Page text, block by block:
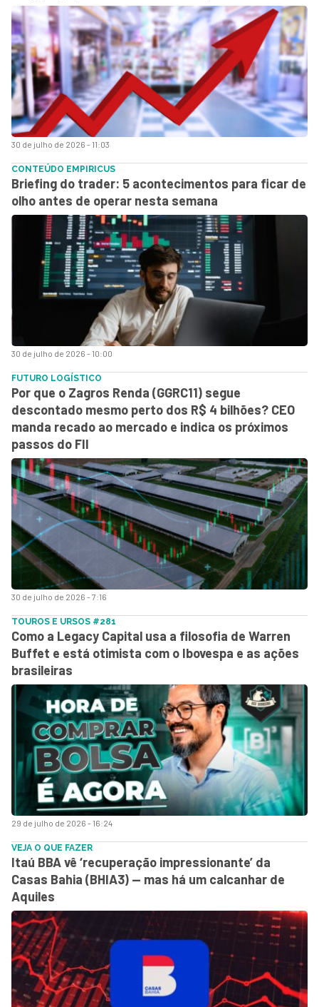
30 de julho de 2026 - 11:03
30 de julho de 2026 - 10:00
CONTEÚDO EMPIRICUS
Briefing do trader: 5 acontecimentos para ficar de
olho antes de operar nesta semana
30 de julho de 2026 - 7:16
FUTURO LOGÍSTICO
Por que o Zagros Renda (GGRC11) segue
descontado mesmo perto dos R$ 4 bilhões? CEO
manda recado ao mercado e indica os próximos
passos do FII
29 de julho de 2026 - 16:24
TOUROS E URSOS #281
Como a Legacy Capital usa a filosofia de Warren
Buffet e está otimista com o Ibovespa e as ações
brasileiras
VEJA O QUE FAZER
Itaú BBA vê ‘recuperação impressionante’ da
Casas Bahia (BHIA3) — mas há um calcanhar de
Aquiles